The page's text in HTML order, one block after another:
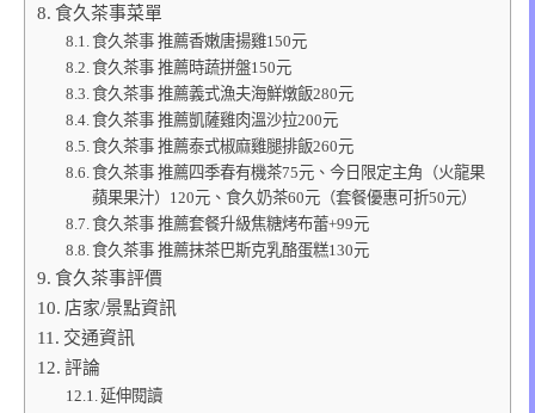
食久茶事菜單
食久茶事 推薦香嫩唐揚雞150元
食久茶事 推薦時蔬拼盤150元
食久茶事 推薦義式漁夫海鮮燉飯280元
食久茶事 推薦凱薩雞肉溫沙拉200元
食久茶事 推薦泰式椒麻雞腿排飯260元
食久茶事 推薦四季春有機茶75元、今日限定主角（火龍果
蘋果果汁）120元、食久奶茶60元（套餐優惠可折50元）
食久茶事 推薦套餐升級焦糖烤布蕾+99元
食久茶事 推薦抹茶巴斯克乳酪蛋糕130元
食久茶事評價
店家/景點資訊
交通資訊
評論
延伸閱讀